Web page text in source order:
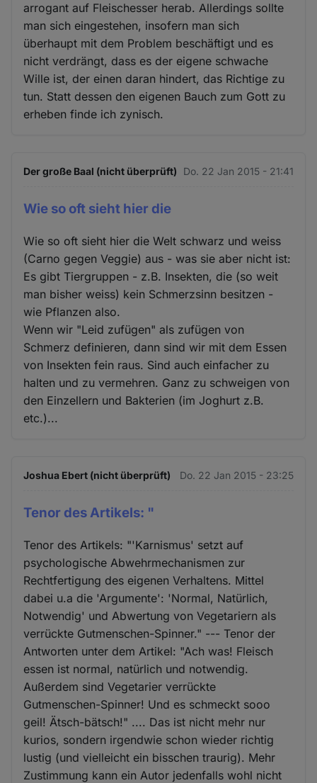
arrogant auf Fleischesser herab. Allerdings sollte
man sich eingestehen, insofern man sich
überhaupt mit dem Problem beschäftigt und es
nicht verdrängt, dass es der eigene schwache
Wille ist, der einen daran hindert, das Richtige zu
tun. Statt dessen den eigenen Bauch zum Gott zu
erheben finde ich zynisch.
Der große Baal (nicht überprüft) Do. 22 Jan 2015 - 21:41
Wie so oft sieht hier die
Wie so oft sieht hier die Welt schwarz und weiss
(Carno gegen Veggie) aus - was sie aber nicht ist:
Es gibt Tiergruppen - z.B. Insekten, die (so weit
man bisher weiss) kein Schmerzsinn besitzen -
wie Pflanzen also.
Wenn wir "Leid zufügen" als zufügen von
Schmerz definieren, dann sind wir mit dem Essen
von Insekten fein raus. Sind auch einfacher zu
halten und zu vermehren. Ganz zu schweigen von
den Einzellern und Bakterien (im Joghurt z.B.
etc.)...
Joshua Ebert (nicht überprüft) Do. 22 Jan 2015 - 23:25
Tenor des Artikels: "
Tenor des Artikels: "'Karnismus' setzt auf
psychologische Abwehrmechanismen zur
Rechtfertigung des eigenen Verhaltens. Mittel
dabei u.a die 'Argumente': 'Normal, Natürlich,
Notwendig' und Abwertung von Vegetariern als
verrückte Gutmenschen-Spinner." --- Tenor der
Antworten unter dem Artikel: "Ach was! Fleisch
essen ist normal, natürlich und notwendig.
Außerdem sind Vegetarier verrückte
Gutmenschen-Spinner! Und es schmeckt sooo
geil! Ätsch-bätsch!" .... Das ist nicht mehr nur
kurios, sondern irgendwie schon wieder richtig
lustig (und vielleicht ein bisschen traurig). Mehr
Zustimmung kann ein Autor jedenfalls wohl nicht